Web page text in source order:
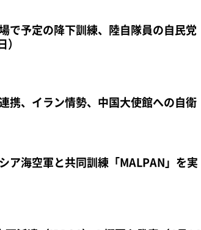
予定の降下訓練、陸自隊員の自民党
、イラン情勢、中国大使館への自衛
ア海空軍と共同訓練「MALPAN」を実